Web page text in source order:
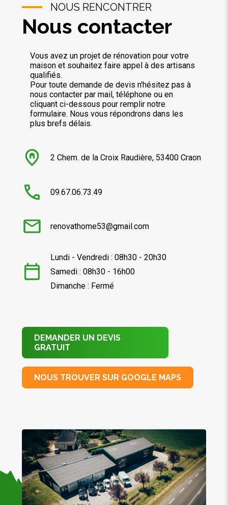
NOUS RENCONTRER
Nous contacter
Vous avez un projet de rénovation pour votre
maison et souhaitez faire appel à des artisans
qualifiés.
Pour toute demande de devis n'hésitez pas à
nous contacter par mail, téléphone ou en
cliquant ci-dessous pour remplir notre
formulaire. Nous vous répondrons dans les
plus brefs délais.
2 Chem. de la Croix Raudière, 53400 Craon
09.67.06.73.49
renovathome53@gmail.com
Lundi - Vendredi : 08h30 - 20h30
Samedi : 08h30 - 16h00
Dimanche : Fermé
DEMANDER UN DEVIS
GRATUIT
NOUS TROUVER SUR GOOGLE MAPS